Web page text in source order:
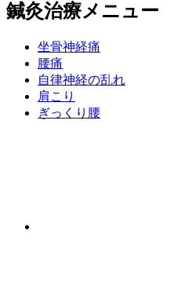
鍼灸治療メニュー
坐骨神経痛
腰痛
自律神経の乱れ
肩こり
ぎっくり腰